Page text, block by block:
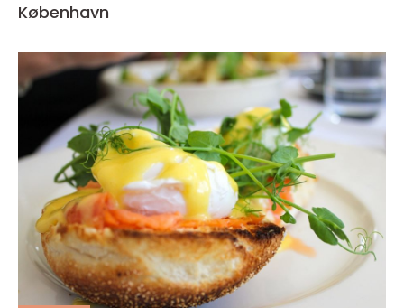
København